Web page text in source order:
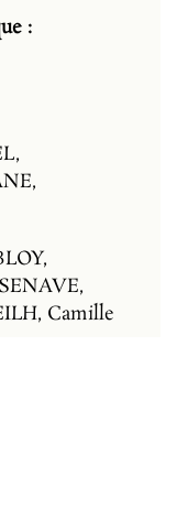
:
Camille